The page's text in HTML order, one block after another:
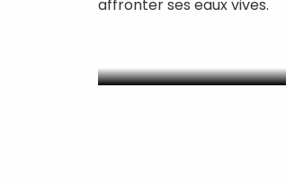
affronter ses eaux vives.